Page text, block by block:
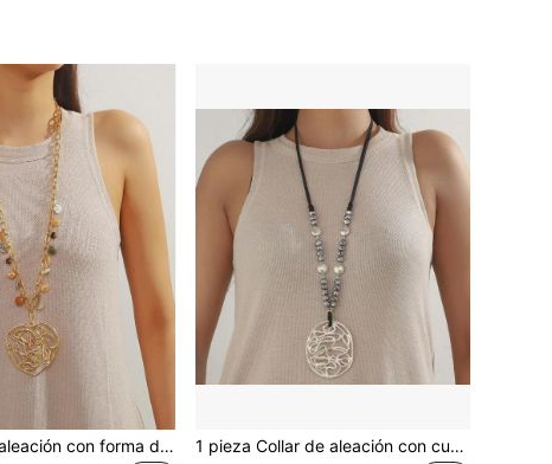
Un collar de aleación con forma de corazón con cuentas de moda adecuado para el uso diario de la mujer 1 pieza Collar de aleación con cuentas geométricas de moda casual, adecuado para el uso diario de las mujeres